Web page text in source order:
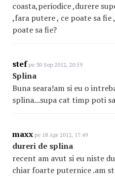
coasta,periodice ,durere
,fara putere , ce poate sa
poate sa fie?
stef pe 30 Sep 2012, 20:59
Splina
Buna seara!am si eu o
splina...supa cat timp poti
maxx pe 18 Apr 2012, 17:49
dureri de splina
recent am avut si eu niste
chiar foarte puternice .am